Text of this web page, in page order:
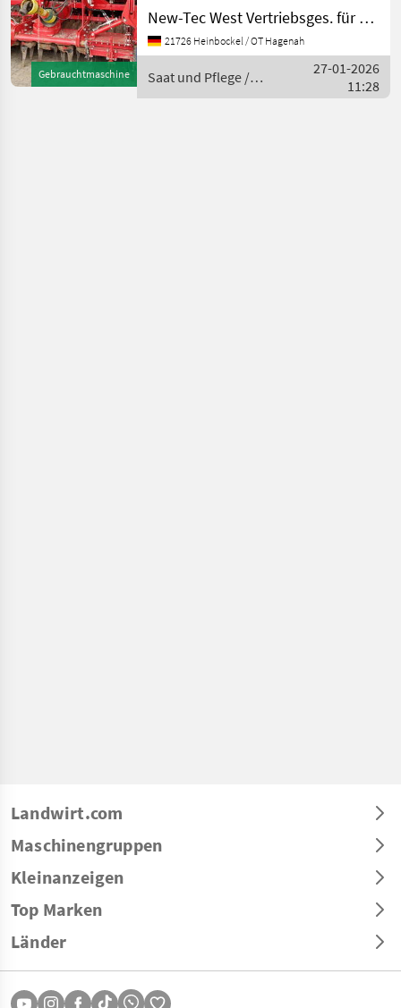
Gebrauchtmaschine
Direktsaatgeräte
New-Tec West Vertriebsges. für Agrartechnik mbH, Hagenah
21726 Heinbockel / OT Hagenah
Saat und Pflege /
Horsch
27-01-2026
11:28
Landwirt.com
Maschinengruppen
Kleinanzeigen
Top Marken
Länder